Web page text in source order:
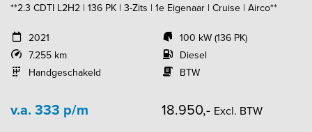
**2.3 CDTI L2H2 | 136 PK | 3-Zits | 1e Eigenaar | Cruise | Airco**
2021
7.255 km
Handgeschakeld
100 kW (136 PK)
Diesel
BTW
v.a. 333 p/m 18.950,- Excl. BTW